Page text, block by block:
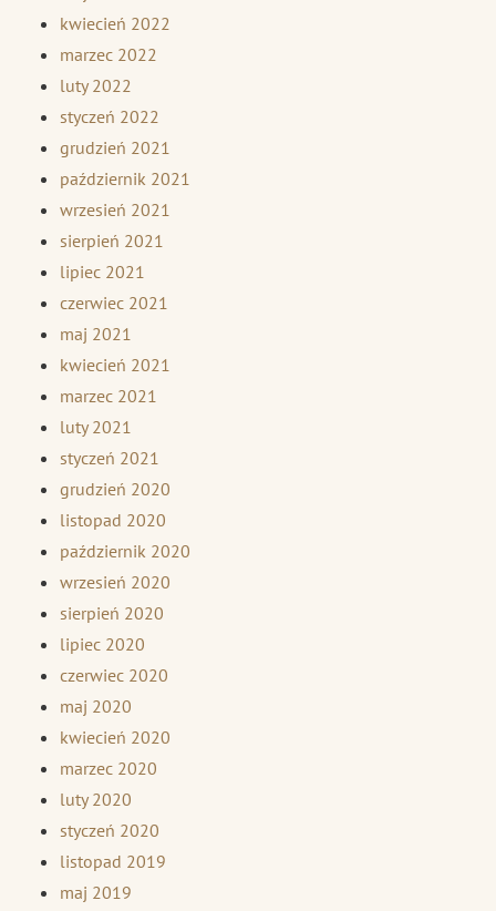
kwiecień 2022
marzec 2022
luty 2022
styczeń 2022
grudzień 2021
październik 2021
wrzesień 2021
sierpień 2021
lipiec 2021
czerwiec 2021
maj 2021
kwiecień 2021
marzec 2021
luty 2021
styczeń 2021
grudzień 2020
listopad 2020
październik 2020
wrzesień 2020
sierpień 2020
lipiec 2020
czerwiec 2020
maj 2020
kwiecień 2020
marzec 2020
luty 2020
styczeń 2020
listopad 2019
maj 2019